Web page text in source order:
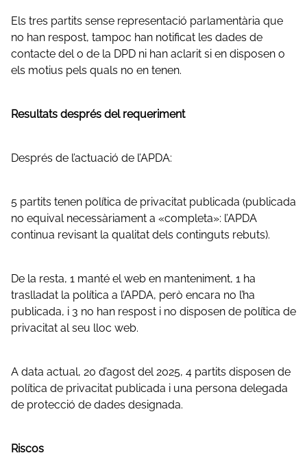
Els tres partits sense representació parlamentària que
no han respost, tampoc han notificat les dades de
contacte del o de la DPD ni han aclarit si en disposen o
els motius pels quals no en tenen.
Resultats després del requeriment
Després de l’actuació de l’APDA:
5 partits tenen política de privacitat publicada (publicada
no equival necessàriament a «completa»: l’APDA
continua revisant la qualitat dels continguts rebuts).
De la resta, 1 manté el web en manteniment, 1 ha
traslladat la política a l’APDA, però encara no l’ha
publicada, i 3 no han respost i no disposen de política de
privacitat al seu lloc web.
A data actual, 20 d’agost del 2025, 4 partits disposen de
política de privacitat publicada i una persona delegada
de protecció de dades designada.
Riscos